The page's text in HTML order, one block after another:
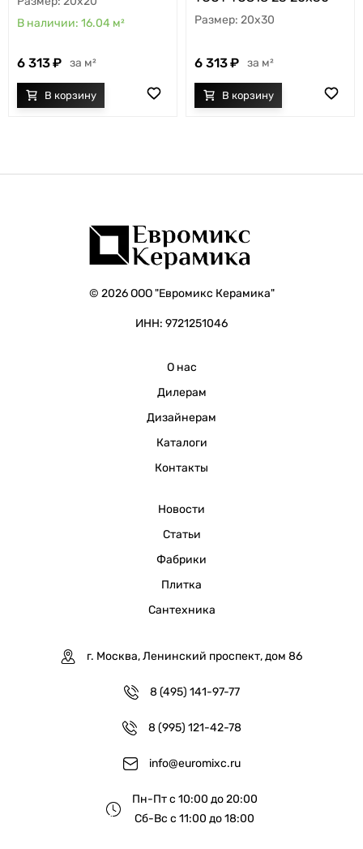
16.04 м²
6 313 м²
20x30
6 313 м²
© 2026 ООО "Евромикс Керамика"
ИНН: 9721251046
О нас
Дилерам
Дизайнерам
Каталоги
Контакты
Новости
Статьи
Фабрики
Плитка
Сантехника
г. Москва, Ленинский проспект, дом 86
8 (495) 141-97-77
8 (995) 121-42-78
info@euromixc.ru
Пн-Пт с 10:00 до 20:00
Сб-Вс с 11:00 до 18:00